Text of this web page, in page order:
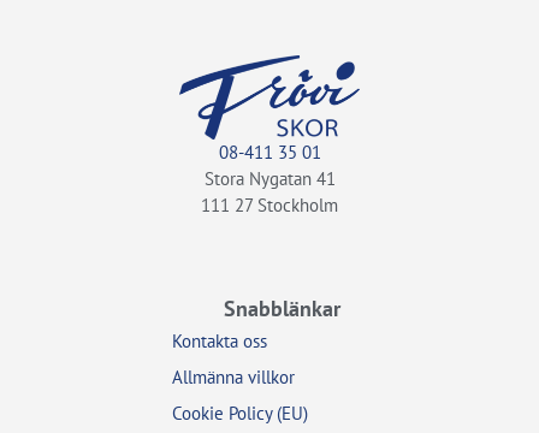
08-411 35 01
Stora Nygatan 41
111 27 Stockholm
Snabblänkar
Kontakta oss
Allmänna villkor
Cookie Policy (EU)